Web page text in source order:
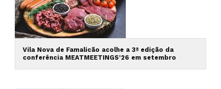
Vila Nova de Famalicão acolhe a 3ª edição da
conferência MEATMEETINGS’26 em setembro